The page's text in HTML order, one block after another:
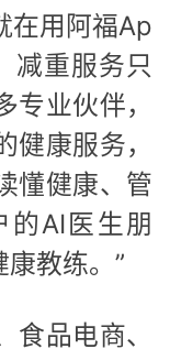
在用阿福Ap
减重服务只
业伙伴，
康服务，
懂健康、管
AI医生朋
教练。”
品电商、